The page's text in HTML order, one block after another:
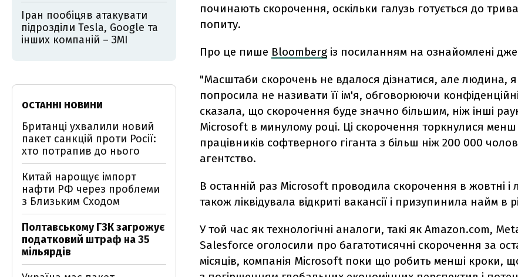
починають скорочення, оскільки галузь готується до
попиту.
Про це пише Bloombergіз посиланням на ознайомлені
"Масштаби скорочень не вдалося дізнатися, але людина,
попросила не називати її ім'я, обговорюючи
сказала, що скорочення буде значно більшим, ніж інші
Microsoft в минулому році. Ці скорочення торкнулися менш
працівників софтверного гіганта з більш ніж 200 000
агентство.
В останній раз Microsoft проводила скорочення в жовтні і
також ліквідувала відкриті вакансії і призупинила найм в
У той час як технологічні аналоги, такі як Amazon.com,
Salesforce оголосили про багатотисячні скорочення за
місяців, компанія Microsoft поки що робить менші кроки,
Іран пообіцяв атакувати
підрозділи Tesla, Google та
інших компаній – ЗМІ
ОСТАННІ НОВИНИ
Британці ухвалили новий
пакет санкцій проти Росії:
хто потрапив до нього
Китай нарощує імпорт
нафти РФ через проблеми
з Близьким Сходом
Полтавському ГЗК загрожує
податковий штраф на 35
мільярдів